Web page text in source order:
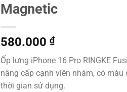
Magnetic
580.000 ₫
Ốp lưng iPhone 16 Pro RINGKE
nâng cấp cạnh viền nhám, có
thời gian sử dụng.